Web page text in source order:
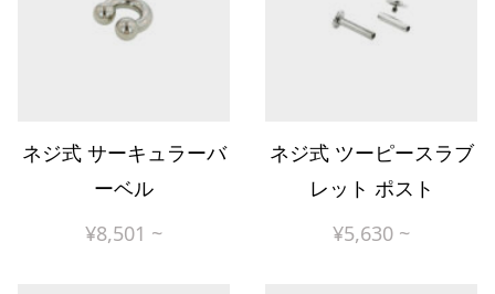
ネジ式 サーキュラーバ
ーベル
¥8,501 ~
ネジ式 ツーピースラブ
レット ポスト
¥5,630 ~